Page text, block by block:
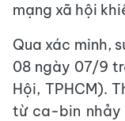
mạng xã hội
Qua xác minh,
08 ngày 07/9
Hội, TPHCM).
từ ca-bin nhảy